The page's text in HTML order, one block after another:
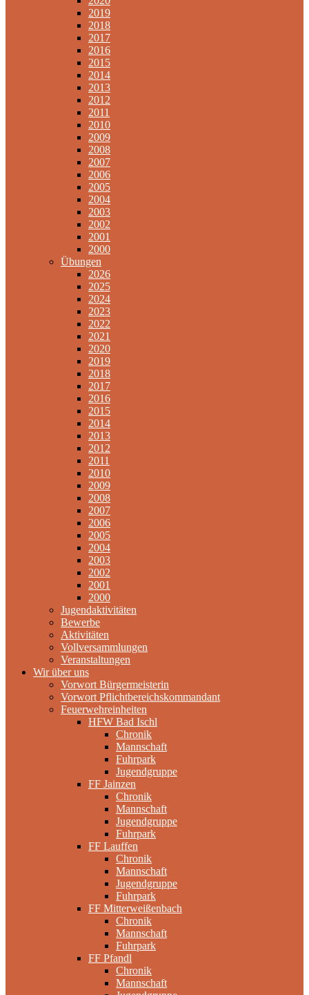
2019
2018
2017
2016
2015
2014
2013
2012
2011
2010
2009
2008
2007
2006
2005
2004
2003
2002
2001
2000
Übungen
2026
2025
2024
2023
2022
2021
2020
2019
2018
2017
2016
2015
2014
2013
2012
2011
2010
2009
2008
2007
2006
2005
2004
2003
2002
2001
2000
Jugendaktivitäten
Bewerbe
Aktivitäten
Vollversammlungen
Veranstaltungen
Wir über uns
Vorwort Bürgermeisterin
Vorwort Pflichtbereichskommandant
Feuerwehreinheiten
HFW Bad Ischl
Chronik
Mannschaft
Fuhrpark
Jugendgruppe
FF Jainzen
Chronik
Mannschaft
Jugendgruppe
Fuhrpark
FF Lauffen
Chronik
Mannschaft
Jugendgruppe
Fuhrpark
FF Mitterweißenbach
Chronik
Mannschaft
Fuhrpark
FF Pfandl
Chronik
Mannschaft